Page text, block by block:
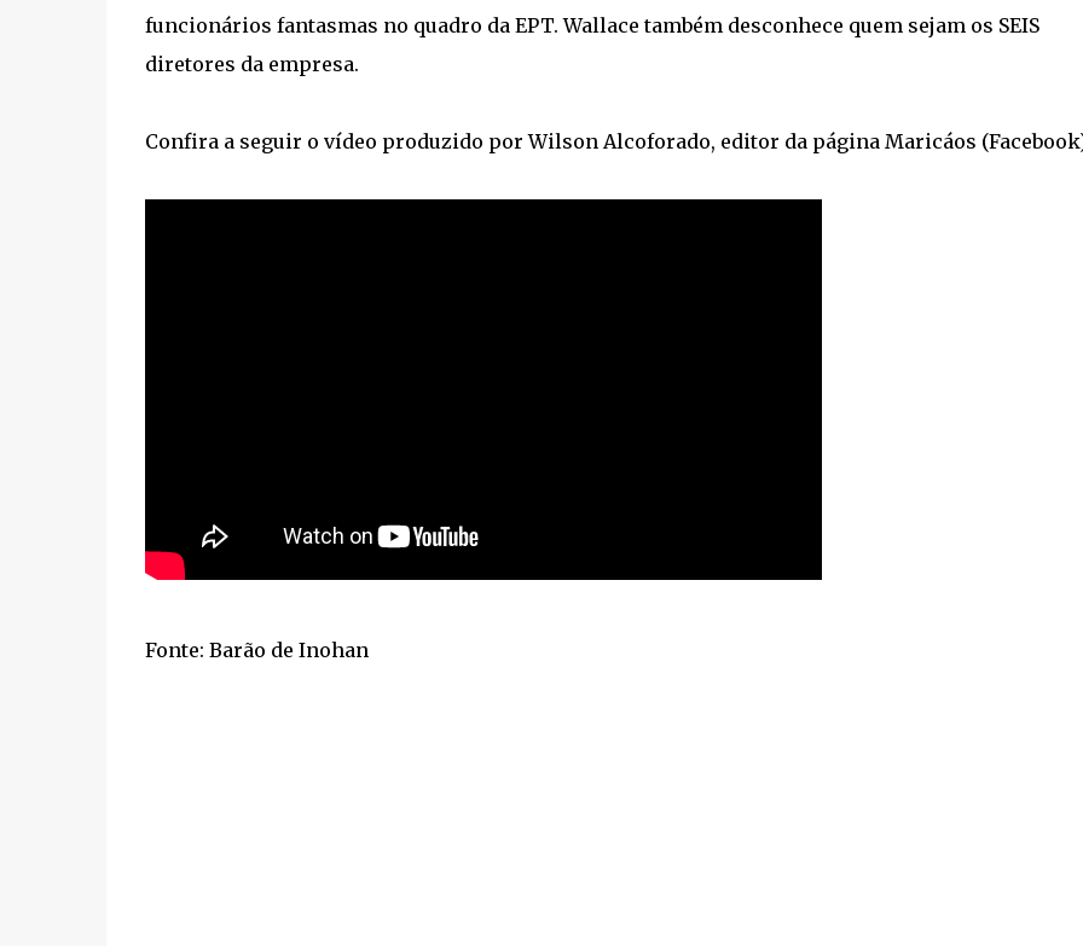
funcionários fantasmas no quadro da EPT. Wallace também desconhece quem sejam os SEIS
diretores da empresa.
Confira a seguir o vídeo produzido por Wilson Alcoforado, editor da página Maricáos
Fonte: Barão de Inohan